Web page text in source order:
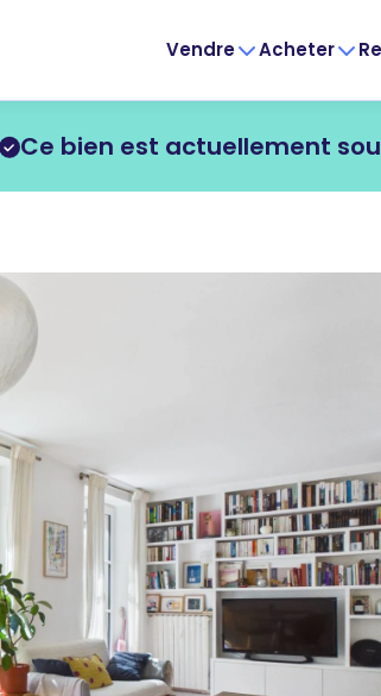
Vendre Acheter
Ce bien est actuellement